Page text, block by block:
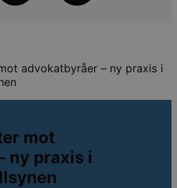
advokatbyråer – ny praxis i
mot
ny praxis i